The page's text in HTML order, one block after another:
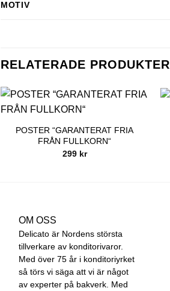
MOTIV
RELATERADE PRODUKTER
POSTER “GARANTERAT FRIA
FRÅN FULLKORN“
299 kr
OM OSS
Delicato är Nordens största
tillverkare av konditorivaror.
Med över 75 år i konditoriyrket
så törs vi säga att vi är något
av experter på bakverk. Med